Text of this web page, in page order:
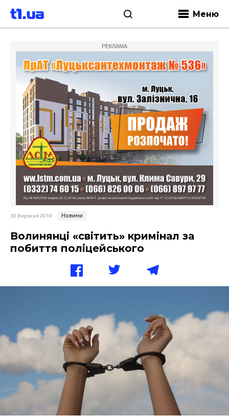
Меню
РЕКЛАМА
30 Вересня 2019 Новини
Волинянці «світить» кримінал за
побиття поліцейського